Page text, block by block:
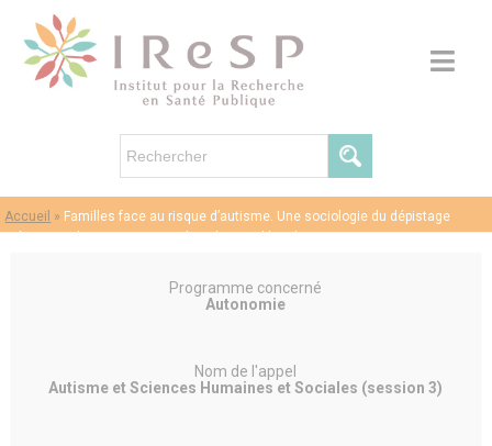
Accueil » Familles face au risque d’autisme. Une sociologie du dépistage
précoce et des anticipations dans les troubles du spectre autistique
Programme concerné
Autonomie
Nom de l'appel
Autisme et Sciences Humaines et Sociales (session 3)